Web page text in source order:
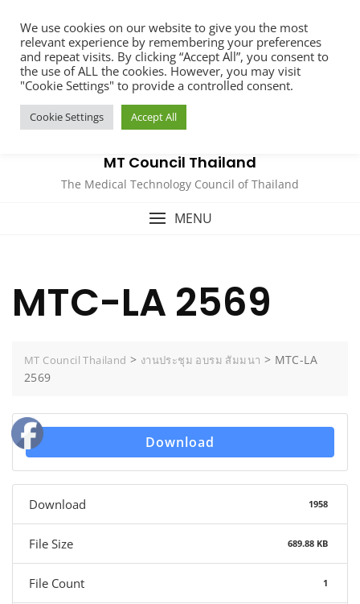
content
MT Council Thailand
The Medical Technology Council of Thailand
MENU
MTC-LA 2569
MT Council Thailand > งานประชุม อบรม สัมมนา > MTC-LA
2569
Download
Download 1958
File Size 689.88 KB
File Count 1
We use cookies on our website to give you the most
relevant experience by remembering your preferences
and repeat visits. By clicking “Accept All”, you consent to
the use of ALL the cookies. However, you may visit
"Cookie Settings" to provide a controlled consent.
Cookie Settings Accept All